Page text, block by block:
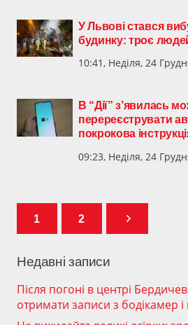
У Львові стався
будинку: троє
10:41, Неділя, 24
В “Дії” з’явилась
перереєструвати
покрокова
09:23, Неділя, 24
1 2
Недавні записи
Після погоні в центрі
отримати записи з бодікамер і